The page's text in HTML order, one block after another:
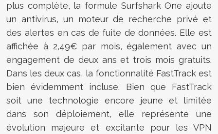
plus complète, la formule Surfshark One ajoute
un antivirus, un moteur de recherche privé et
des alertes en cas de fuite de données. Elle est
affichée à 2,49€ par mois, également avec un
engagement de deux ans et trois mois gratuits.
Dans les deux cas, la fonctionnalité FastTrack est
bien évidemment incluse. Bien que FastTrack
soit une technologie encore jeune et limitée
dans son déploiement, elle représente une
évolution majeure et excitante pour les VPN